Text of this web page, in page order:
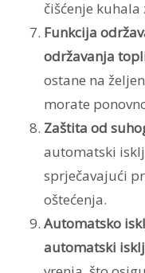
čišćenje kuhala
Funkcija
održavanja
ostane na
morate
Zaštita od
automatski
sprječavajući
oštećenja.
Automatsko
automatski